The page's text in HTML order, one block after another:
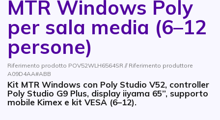
MTR Windows Poly
per sala media (6–12
persone)
Riferimento prodotto POV52WLH6564SR // Riferimento produttore
A09D4AA#ABB
Kit MTR Windows con Poly Studio V52, controller
Poly Studio G9 Plus, display iiyama 65”, supporto
mobile Kimex e kit VESA (6–12).